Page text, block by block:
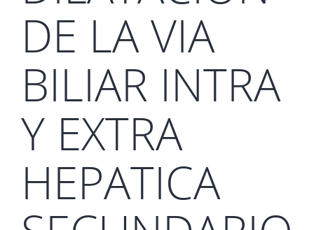
DE LA VIA
BILIAR INTRA
Y EXTRA
HEPATICA